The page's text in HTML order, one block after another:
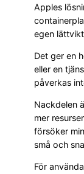
Apples
egen
Det ger en
eller en
påverkas
Nackdelen
mer
försöker
små och
För